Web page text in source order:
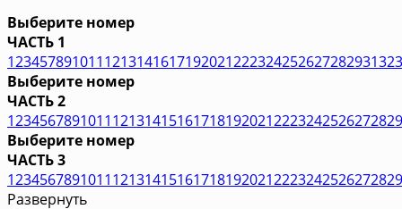
Выберите номер
ЧАСТЬ 1
123457891011121314161719202122232425262728293132
Выберите номер
ЧАСТЬ 2
1234567891011121314151617181920212223242526272829
Выберите номер
ЧАСТЬ 3
1234567891011121314151617181920212223242526272829
Развернуть